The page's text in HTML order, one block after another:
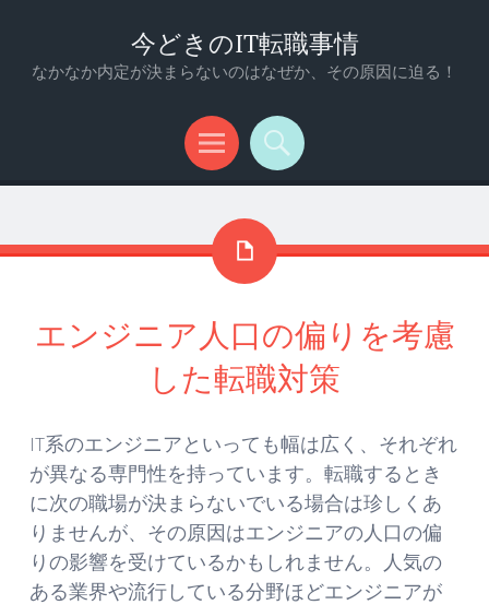
今どきのIT転職事情
なかなか内定が決まらないのはなぜか、その原因に迫る！
メ
ュ
検
エンジニア人口の偏りを考慮
した転職対策
IT系のエンジニアといっても幅は広く、それぞれ
が異なる専門性を持っています。転職するとき
に次の職場が決まらないでいる場合は珍しくあ
りませんが、その原因はエンジニアの人口の偏
りの影響を受けているかもしれません。人気の
ある業界や流行している分野ほどエンジニアが